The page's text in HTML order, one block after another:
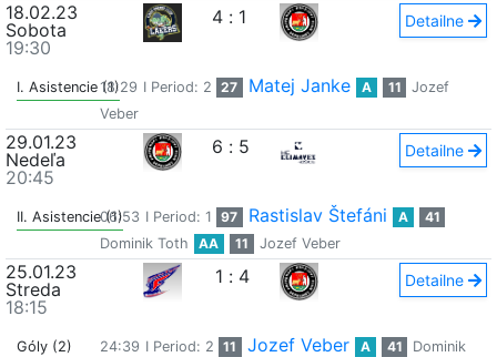
18.02.23
Sobota
19:30
4 : 1 Detailne
I. Asistencie (1)18:29 I Period: 2 27 Matej Janke A 11
Jozef
Veber
29.01.23
Nedeľa
20:45
6 : 5 Detailne
II. Asistencie (1)
06:53 I Period: 1 97 Rastislav Štefáni A
41
Dominik Toth
AA 11 Jozef Veber
25.01.23
Streda
18:15
1 : 4 Detailne
Góly (2) 24:39 I Period: 2 11 Jozef Veber A 41
Dominik